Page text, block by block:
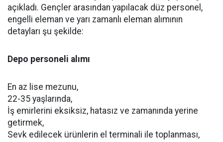
açıkladı. Gençler arasından yapılacak düz personel,
engelli eleman ve yarı zamanlı eleman alımının
detayları şu şekilde:
Depo personeli alımı
En az lise mezunu,
22-35 yaşlarında,
İş emirlerini eksiksiz, hatasız ve zamanında yerine
getirmek,
Sevk edilecek ürünlerin el terminali ile toplanması,